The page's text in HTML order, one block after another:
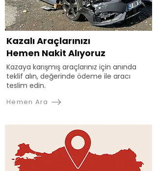
Kazalı Araçlarınızı
Hemen Nakit Alıyoruz
Kazaya karışmış araçlarınız için anında
teklif alın, değerinde ödeme ile aracı
teslim edin.
Hemen Ara